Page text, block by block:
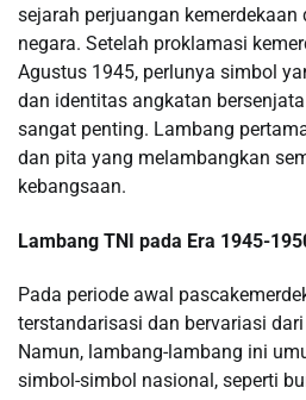
sejarah perjuangan kemerdekaan
negara. Setelah proklamasi
Agustus 1945, perlunya simbol
dan identitas angkatan
sangat penting. Lambang
dan pita yang melambangkan
kebangsaan.
Lambang TNI pada Era 1945-
Pada periode awal
terstandarisasi dan bervariasi
Namun, lambang-lambang ini
simbol-simbol nasional, seperti